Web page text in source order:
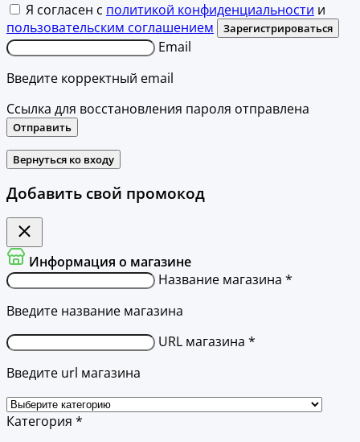
Я согласен с политикой конфиденциальности и
пользовательским соглашением
Зарегистрироваться
Email
Введите корректный email
Ссылка для восстановления пароля отправлена
Отправить
Вернуться ко входу
Добавить свой промокод
Информация о магазине
Название магазина *
Введите название магазина
URL магазина *
Введите url магазина
Категория *